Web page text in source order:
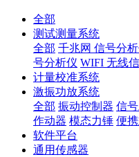
全部
测试测量系统
全部 千兆网 信号分
号分析仪 WIFI 无线
计量校准系统
激振功放系统
全部 振动控制器 信
作动器 模态力锤 便
软件平台
通用传感器